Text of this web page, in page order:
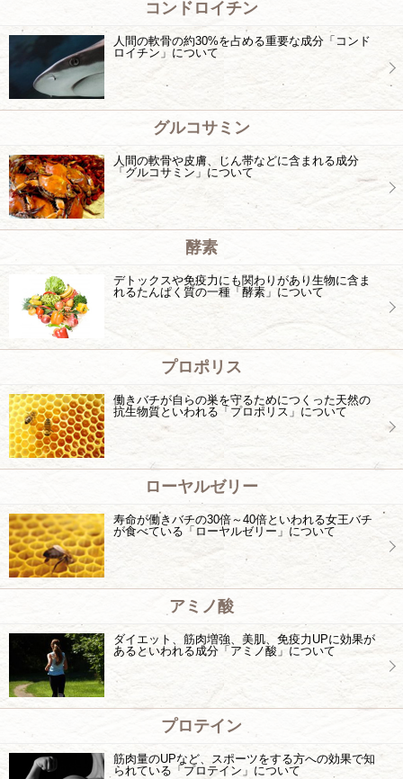
コンドロイチン
人間の軟骨の約30%を占める重要な成分「コンド
ロイチン」について
グルコサミン
人間の軟骨や皮膚、じん帯などに含まれる成分
「グルコサミン」について
酵素
デトックスや免疫力にも関わりがあり生物に含ま
れるたんぱく質の一種「酵素」について
プロポリス
働きバチが自らの巣を守るためにつくった天然の
抗生物質といわれる「プロポリス」について
ローヤルゼリー
寿命が働きバチの30倍～40倍といわれる女王バチ
が食べている「ローヤルゼリー」について
アミノ酸
ダイエット、筋肉増強、美肌、免疫力UPに効果が
あるといわれる成分「アミノ酸」について
プロテイン
筋肉量のUPなど、スポーツをする方への効果で知
られている「プロテイン」について